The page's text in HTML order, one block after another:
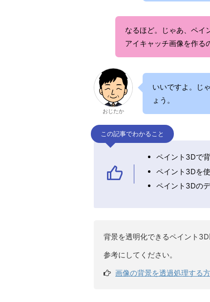
なるほど。じゃあ、ペイ
アイキャッチ画像を作る
おじたか
いいですよ。じ
ょう。
この記事でわかること
ペイント3Dで
ペイント3Dを
ペイント3Dの
背景を透明化できるペイント
参考にしてください。
画像の背景を透過処理する